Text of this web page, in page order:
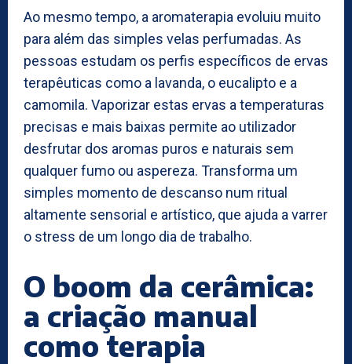
Ao mesmo tempo, a aromaterapia evoluiu muito
para além das simples velas perfumadas. As
pessoas estudam os perfis específicos de ervas
terapêuticas como a lavanda, o eucalipto e a
camomila. Vaporizar estas ervas a temperaturas
precisas e mais baixas permite ao utilizador
desfrutar dos aromas puros e naturais sem
qualquer fumo ou aspereza. Transforma um
simples momento de descanso num ritual
altamente sensorial e artístico, que ajuda a varrer
o stress de um longo dia de trabalho.
O boom da cerâmica:
a criação manual
como terapia